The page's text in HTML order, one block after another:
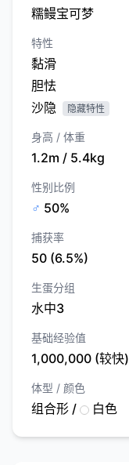
糯鳗宝可梦
特性
黏滑
胆怯
沙隐
隐藏特性
身高 / 体重
1.2m / 5.4kg
性别比例
♂ 50%
捕获率
50 (6.5%)
生蛋分组
水中3
基础经验值
1,000,000 (较快)
体型 / 颜色
组合形 / 白色